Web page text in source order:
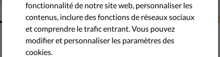
DÉMOCRATIE ET JUSTICE
Qu'est-ce que le pouvoir
fonctionnalité de notre site web, personnaliser les
contenus, inclure des fonctions de réseaux sociaux
et comprendre le trafic entrant. Vous pouvez
modifier et personnaliser les paramètres des
cookies.